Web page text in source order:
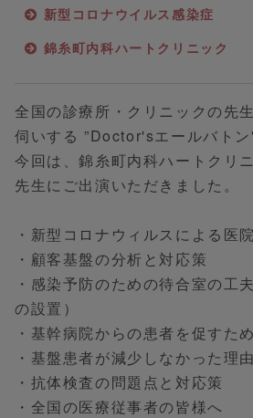
新型コロナウイルス感染症
錦糸町内科ハートクリニック
全国の診療所・クリニックの先
伺いする ”Doctor'sエールバトン"
今回は、錦糸町内科ハートクリ
先生にご出演いただきました。
・新型コロナウィルスによる医
・顧客基盤の分析と対応策
・感染予防のための待合室の工
の設置）
・基幹病院からの患者を促すた
・基盤患者が減少しなかった理由
・抗体検査の問題点と対応策
・全国の医療従事者の皆様へ